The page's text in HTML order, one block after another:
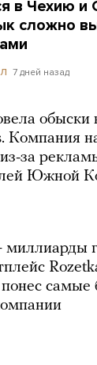
в Чехию и
сложно
7 дней назад
обыски
Компания
за
Южной
понес самые